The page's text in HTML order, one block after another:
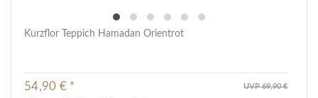
Kurzflor Teppich Hamadan Orientrot
UVP 69,90 €
54,90 € *